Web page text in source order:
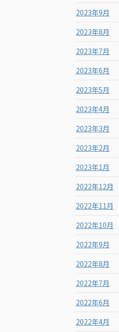
2023年9月
2023年8月
2023年7月
2023年6月
2023年5月
2023年4月
2023年3月
2023年2月
2023年1月
2022年12月
2022年11月
2022年10月
2022年9月
2022年8月
2022年7月
2022年6月
2022年4月